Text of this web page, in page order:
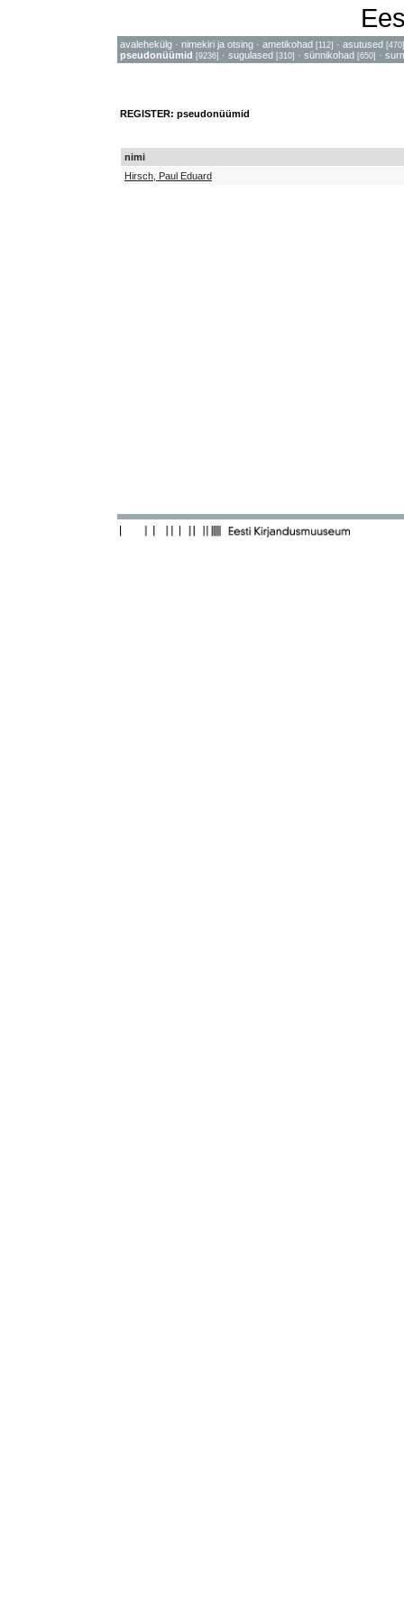
avalehekülg · nimekiri ja otsing · ametikohad [112] · asutused [470]
pseudonüümid [9236] · sugulased [310] · sünnikohad [650] ·
REGISTER: pseudonüümid
nimi
Hirsch, Paul Eduard